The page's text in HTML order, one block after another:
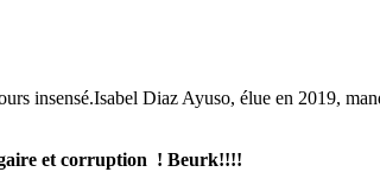
insensé.Isabel Diaz Ayuso, élue en 2019,
et corruption ! Beurk!!!!